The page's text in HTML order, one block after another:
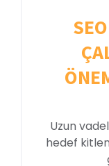
Uzun
hedef